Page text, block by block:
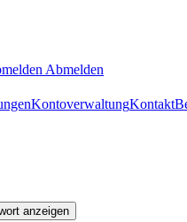
Abmelden
KontoverwaltungKontakt
anzeigen